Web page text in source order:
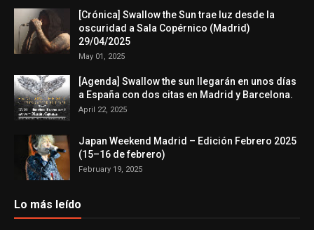
[Crónica] Swallow the Sun trae luz desde la
oscuridad a Sala Copérnico (Madrid)
29/04/2025
May 01, 2025
[Agenda] Swallow the sun llegarán en unos días
a España con dos citas en Madrid y Barcelona.
April 22, 2025
Japan Weekend Madrid – Edición Febrero 2025
(15–16 de febrero)
February 19, 2025
Lo más leído